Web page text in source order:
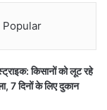
Popular
किसानों को लूट रहे
7 दिनों के लिए दुकान